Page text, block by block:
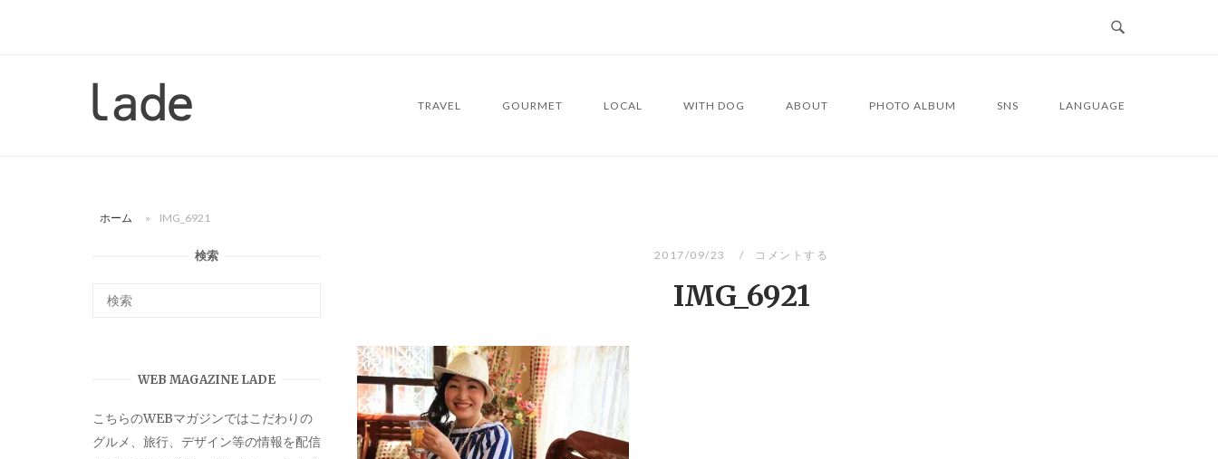
ー
TRAVEL GOURMET LOCAL WITH DOG ABOUT PHOTO ALBUM SNS LANGUAGE
ホーム » IMG_6921
2017/09/23 コメントする
IMG_6921
検索
WEB MAGAZINE LADE
こちらのWEBマガジンではこだわりの
グルメ、旅行、デザイン等の情報を配信